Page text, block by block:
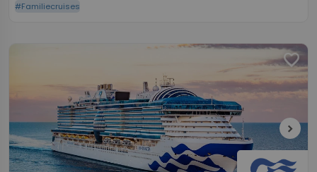
#Familiecruises
favorite
chevron_right